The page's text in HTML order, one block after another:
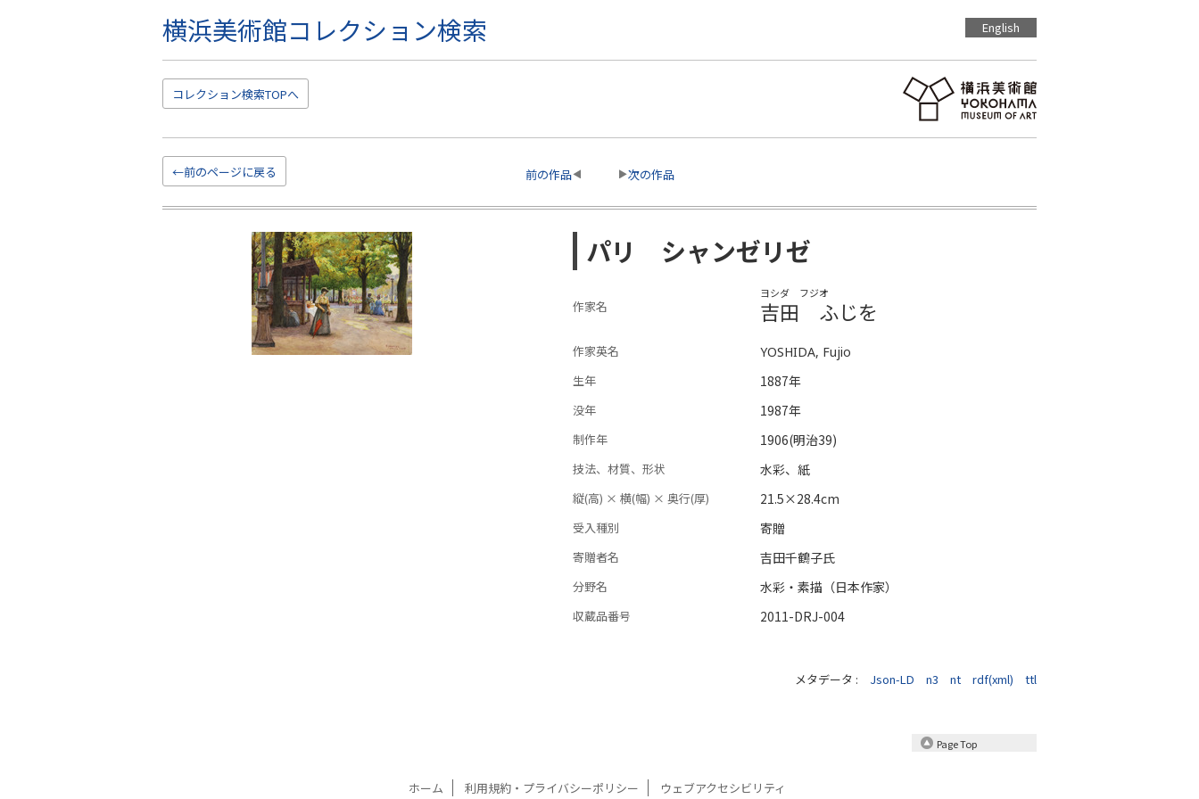
横浜美術館コレクション検索 English
コレクション検索TOPへ
←前のページに戻る 前の作品 次の作品
パリ シャンゼリゼ
作家名
ヨシダ フジオ
吉田 ふじを
作家英名
YOSHIDA, Fujio
生年
1887年
没年 1987年
制作年 1906(明治39)
技法、材質、形状 水彩、紙
縦(高) × 横(幅) × 奥行(厚) 21.5×28.4cm
受入種別 寄贈
寄贈者名 吉田千鶴子氏
分野名 水彩・素描（日本作家）
収蔵品番号 2011-DRJ-004
メタデータ : Json-LD n3 nt rdf(xml) ttl
Page Top
ホーム 利用規約・プライバシーポリシー ウェブアクセシビリティ